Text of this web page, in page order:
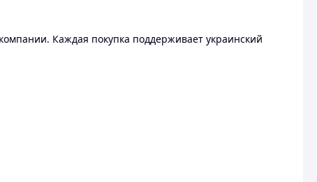
Каждая покупка поддерживает украинский